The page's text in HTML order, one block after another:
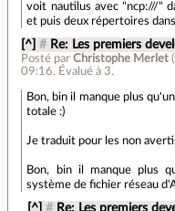
voit nautilus avec "ncp:///"
et puis deux répertoires
[^] # Re: Les premiers
Posté parChristophe Merlet (
09:16. Évalué à 3.
Bon, bin il manque plus
totale :)
Je traduit pour les non
Bon, bin il manque plus
système de fichier réseau